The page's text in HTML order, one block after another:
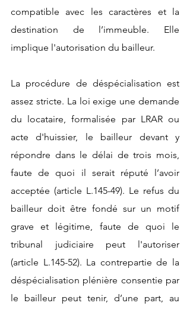
compatible avec les caractères et la
destination de l’immeuble. Elle
implique l'autorisation du bailleur.
La procédure de déspécialisation est
assez stricte. La loi exige une demande
du locataire, formalisée par LRAR ou
acte d'huissier, le bailleur devant y
répondre dans le délai de trois mois,
faute de quoi il serait réputé l’avoir
acceptée (article L.145-49). Le refus du
bailleur doit être fondé sur un motif
grave et légitime, faute de quoi le
tribunal judiciaire peut l'autoriser
(article L.145-52). La contrepartie de la
déspécialisation plénière consentie par
le bailleur peut tenir, d’une part, au